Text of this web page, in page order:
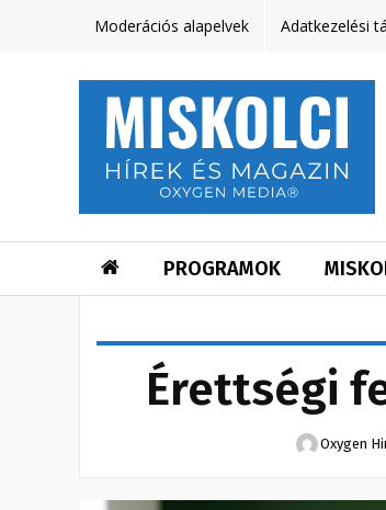
Moderációs alapelvek Adatkezelési
PROGRAMOK
Érettségi
Oxygen